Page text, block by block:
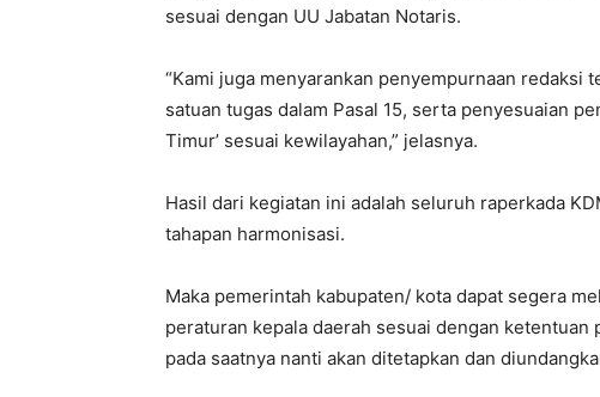
sesuai dengan UU Jabatan Notaris.
“Kami juga menyarankan penyempurnaan redaksi
satuan tugas dalam Pasal 15, serta penyesuaian
Timur’ sesuai kewilayahan,” jelasnya.
Hasil dari kegiatan ini adalah seluruh raperkada
tahapan harmonisasi.
Maka pemerintah kabupaten/ kota dapat segera
peraturan kepala daerah sesuai dengan
pada saatnya nanti akan ditetapkan dan